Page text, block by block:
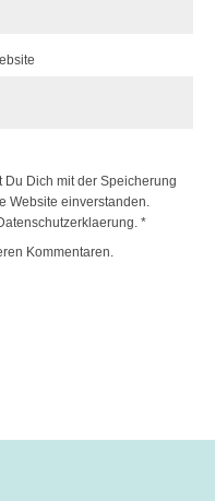
Du Dich mit der Speicherung
Website einverstanden.
*
Kommentaren.